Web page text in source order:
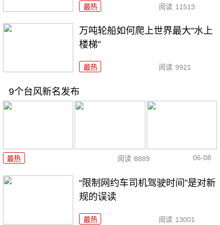
最热 阅读 11513
万吨轮船如何爬上世界最大“水上
楼梯”
最热 阅读 9921
9个台风新名发布
最热 阅读 8889 06-08
“限制网约车司机驾驶时间”是对新
规的误读
最热 阅读 13001